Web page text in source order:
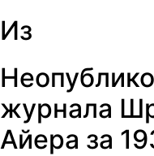
Из
журнала
Айера за